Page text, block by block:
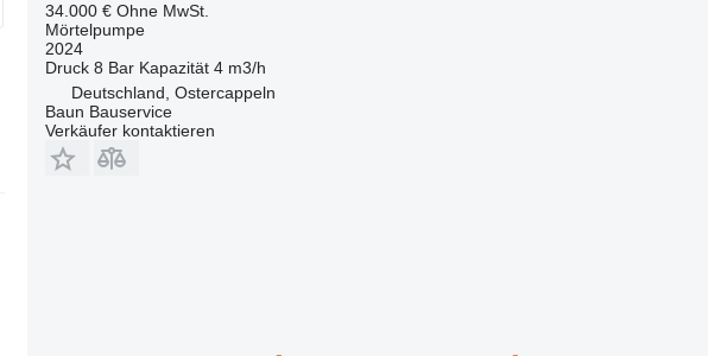
34.000 € Ohne MwSt.
Mörtelpumpe
2024
Druck 8 Bar Kapazität 4 m3/h
Deutschland, Ostercappeln
Baun Bauservice
Verkäufer kontaktieren